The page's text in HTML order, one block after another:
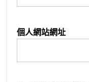
個人網站網址